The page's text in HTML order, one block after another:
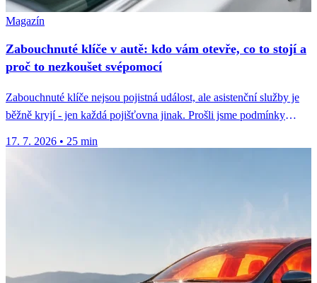
Magazín
Zabouchnuté klíče v autě: kdo vám otevře, co to stojí a
proč to nezkoušet svépomocí
Zabouchnuté klíče nejsou pojistná událost, ale asistenční služby je
běžně kryjí - jen každá pojišťovna jinak. Prošli jsme podmínky
17. 7. 2026 • 25 min